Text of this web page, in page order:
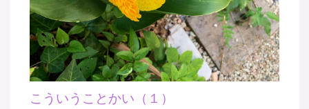
こういうことかい（１）